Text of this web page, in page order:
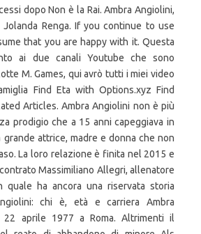
dopo Non è la Rai. Ambra Angiolini,
Jolanda Renga. If you continue to use
that you are happy with it. Questa
ai due canali Youtube che sono
M. Games, qui avrò tutti i miei video
Find Eta with Options.xyz Find
Articles. Ambra Angiolini non è più
prodigio che a 15 anni capeggiava in
grande attrice, madre e donna che non
La loro relazione è finita nel 2015 e
Massimiliano Allegri, allenatore
quale ha ancora una riservata storia
chi è, età e carriera Ambra
aprile 1977 a Roma. Altrimenti il